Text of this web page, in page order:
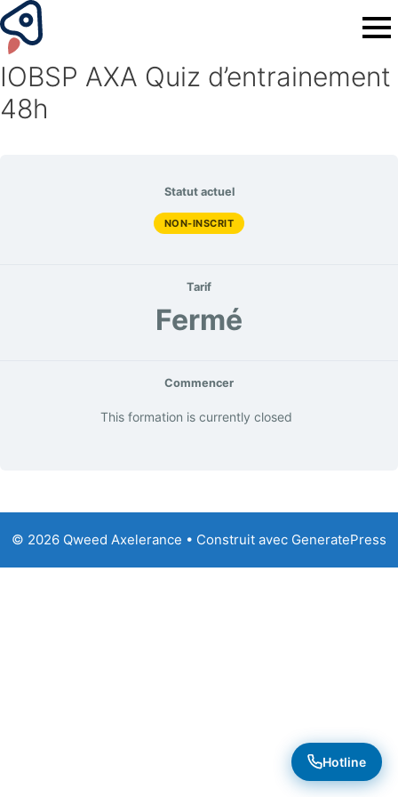
IOBSP AXA Quiz d’entrainement
48h
Statut actuel
NON-INSCRIT
Tarif
Fermé
Commencer
This formation is currently closed
© 2026 Qweed Axelerance • Construit avec GeneratePress
Hotline